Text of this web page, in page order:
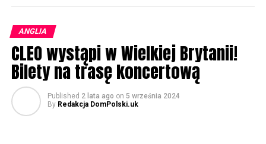
ANGLIA
CLEO wystąpi w Wielkiej Brytanii!
Bilety na trasę koncertową
Published 2 lata ago on 5 września 2024
By Redakcja DomPolski.uk